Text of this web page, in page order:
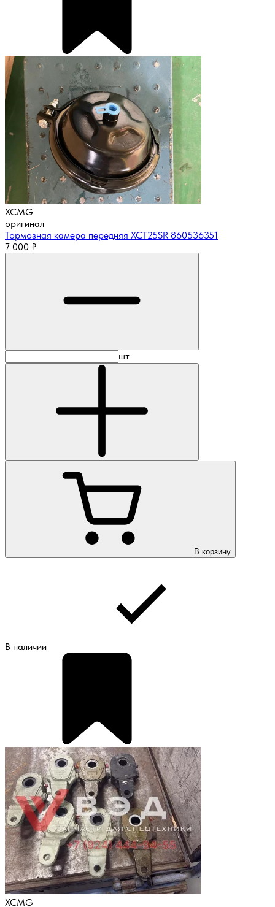
XCMG
оригинал
Тормозная камера передняя XCT25SR 860536351
7 000 ₽
шт
В корзину
В наличии
XCMG